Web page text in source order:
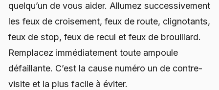
quelqu’un de vous aider. Allumez successivement
les feux de croisement, feux de route, clignotants,
feux de stop, feux de recul et feux de brouillard.
Remplacez immédiatement toute ampoule
défaillante. C’est la cause numéro un de contre-
visite et la plus facile à éviter.